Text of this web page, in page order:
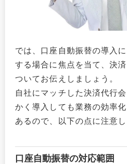
では、口座自動振替の導入
する場合に焦点を当て、決
ついてお伝えしましょう。
自社にマッチした決済代行
かく導入しても業務の効率
あるので、以下の点に注意
口座自動振替の対応範囲